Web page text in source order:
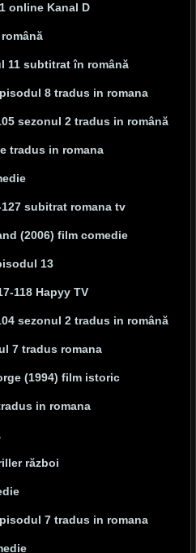
online Kanal D
11 subtitrat în română
8 tradus in romana
sezonul 2 tradus in română
tradus in romana
subitrat romana tv
(2006) film comedie
13
118 Hapyy TV
sezonul 2 tradus in română
7 tradus romana
(1994) film istoric
in romana
război
7 tradus in romana